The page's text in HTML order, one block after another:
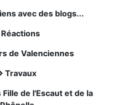
avec des blogs...
Réactions
de Valenciennes
Travaux
de l'Escaut et de la